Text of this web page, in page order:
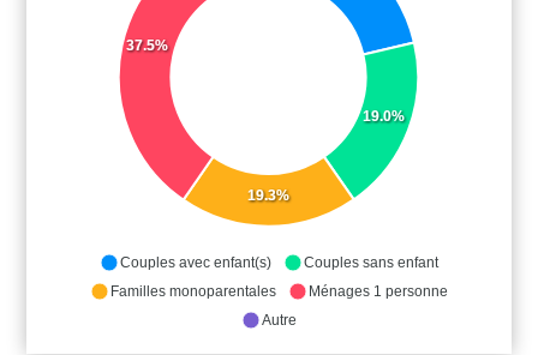
19.0%
19.3%
37.5%
Couples avec enfant(s)
Couples sans enfant
Familles monoparentales
Ménages 1 personne
Autre